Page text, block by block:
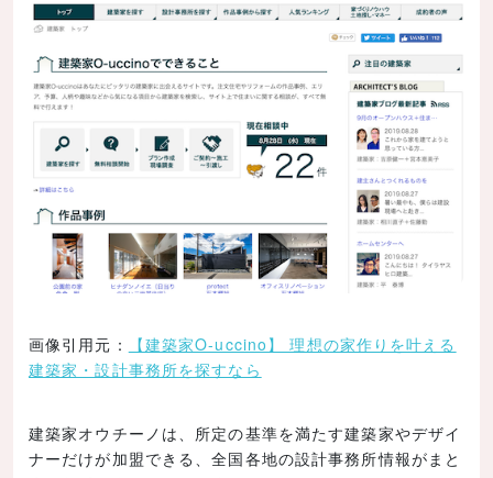
画像引用元：
【建築家O-uccino】 理想の家作りを叶える
建築家・設計事務所を探すなら
建築家オウチーノは、所定の基準を満たす建築家やデザイ
ナーだけが加盟できる、全国各地の設計事務所情報がまと